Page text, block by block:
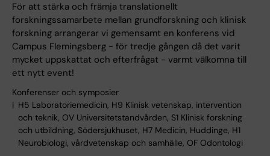
För att stärka och främja translationellt
forskningssamarbete mellan grundforskning och klinisk
forskning arrangerar vi gemensamt en konferens vid
Campus Flemingsberg - för tredje gången då det varit
mycket uppskattat och efterfrågat - varmt välkomna till
ett nytt event!
Konferenser och symposier
H5 Laboratoriemedicin, H9 Klinisk vetenskap, intervention
och teknik, OV Universitetstandvården, S1 Klinisk forskning
och utbildning, Södersjukhuset, H7 Medicin, Huddinge, H1
Neurobiologi, vårdvetenskap och samhälle, OF Odontologi